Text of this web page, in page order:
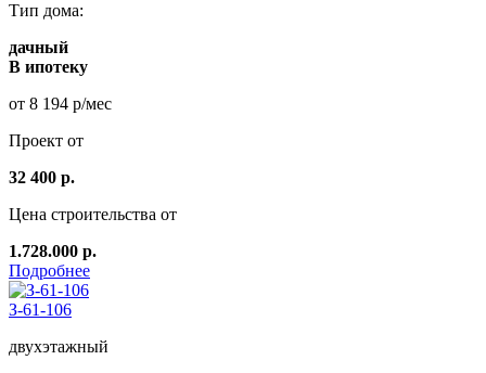
Тип дома:
дачный
В ипотеку
от 8 194 р/мес
Проект от
32 400 р.
Цена строительства от
1.728.000 р.
Подробнее
З-61-106
двухэтажный